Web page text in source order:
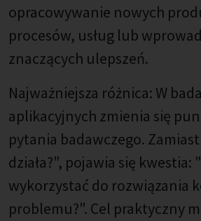
opracowywanie nowych
procesów, usług lub
znaczących ulepszeń.
Najważniejsza różnica: W
aplikacyjnych zmienia się
pytania badawczego.
działa?", pojawia się kwestia:
wykorzystać do rozwiązania
problemu?". Cel praktyczny